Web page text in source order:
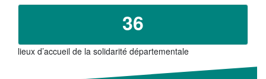
36
lieux d’accueil de la solidarité départementale